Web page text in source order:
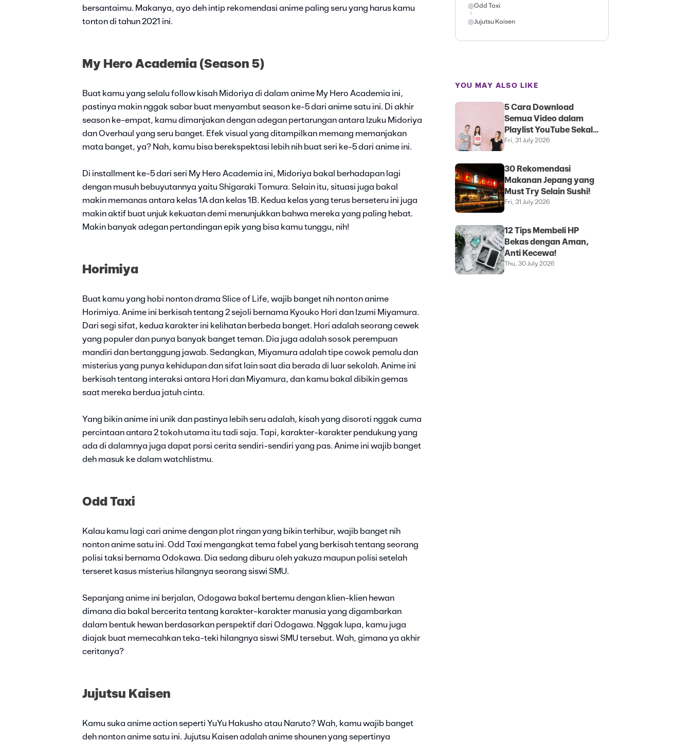
bersantaimu. Makanya, ayo deh intip rekomendasi anime paling seru yang harus kamu
tonton di tahun 2021 ini.
My Hero Academia (Season 5)
Buat kamu yang selalu follow kisah Midoriya di dalam anime My Hero Academia ini,
pastinya makin nggak sabar buat menyambut season ke-5 dari anime satu ini. Di akhir
season ke-empat, kamu dimanjakan dengan adegan pertarungan antara Izuku Midoriya
dan Overhaul yang seru banget. Efek visual yang ditampilkan memang memanjakan
mata banget, ya? Nah, kamu bisa berekspektasi lebih nih buat seri ke-5 dari anime ini.
Di installment ke-5 dari seri My Hero Academia ini, Midoriya bakal berhadapan lagi
dengan musuh bebuyutannya yaitu Shigaraki Tomura. Selain itu, situasi juga bakal
makin memanas antara kelas 1A dan kelas 1B. Kedua kelas yang terus berseteru ini juga
makin aktif buat unjuk kekuatan demi menunjukkan bahwa mereka yang paling hebat.
Makin banyak adegan pertandingan epik yang bisa kamu tunggu, nih!
Horimiya
Buat kamu yang hobi nonton drama Slice of Life, wajib banget nih nonton anime
Horimiya. Anime ini berkisah tentang 2 sejoli bernama Kyouko Hori dan Izumi Miyamura.
Dari segi sifat, kedua karakter ini kelihatan berbeda banget. Hori adalah seorang cewek
yang populer dan punya banyak banget teman. Dia juga adalah sosok perempuan
mandiri dan bertanggung jawab. Sedangkan, Miyamura adalah tipe cowok pemalu dan
misterius yang punya kehidupan dan sifat lain saat dia berada di luar sekolah. Anime ini
berkisah tentang interaksi antara Hori dan Miyamura, dan kamu bakal dibikin gemas
saat mereka berdua jatuh cinta.
Yang bikin anime ini unik dan pastinya lebih seru adalah, kisah yang disoroti nggak cuma
percintaan antara 2 tokoh utama itu tadi saja. Tapi, karakter-karakter pendukung yang
ada di dalamnya juga dapat porsi cerita sendiri-sendiri yang pas. Anime ini wajib banget
deh masuk ke dalam watchlistmu.
Odd Taxi
Kalau kamu lagi cari anime dengan plot ringan yang bikin terhibur, wajib banget nih
nonton anime satu ini. Odd Taxi mengangkat tema fabel yang berkisah tentang seorang
polisi taksi bernama Odokawa. Dia sedang diburu oleh yakuza maupun polisi setelah
terseret kasus misterius hilangnya seorang siswi SMU.
Sepanjang anime ini berjalan, Odogawa bakal bertemu dengan klien-klien hewan
dimana dia bakal bercerita tentang karakter-karakter manusia yang digambarkan
dalam bentuk hewan berdasarkan perspektif dari Odogawa. Nggak lupa, kamu juga
diajak buat memecahkan teka-teki hilangnya siswi SMU tersebut. Wah, gimana ya akhir
ceritanya?
Jujutsu Kaisen
Kamu suka anime action seperti YuYu Hakusho atau Naruto? Wah, kamu wajib banget
deh nonton anime satu ini. Jujutsu Kaisen adalah anime shounen yang sepertinya
Odd Taxi
Jujutsu Kaisen
YOU MAY ALSO LIKE
5 Cara Download
Semua Video dalam
Playlist YouTube Sekali
Klik
Fri, 31 July 2026
30 Rekomendasi
Makanan Jepang yang
Must Try Selain Sushi!
Fri, 31 July 2026
12 Tips Membeli HP
Bekas dengan Aman,
Anti Kecewa!
Thu, 30 July 2026